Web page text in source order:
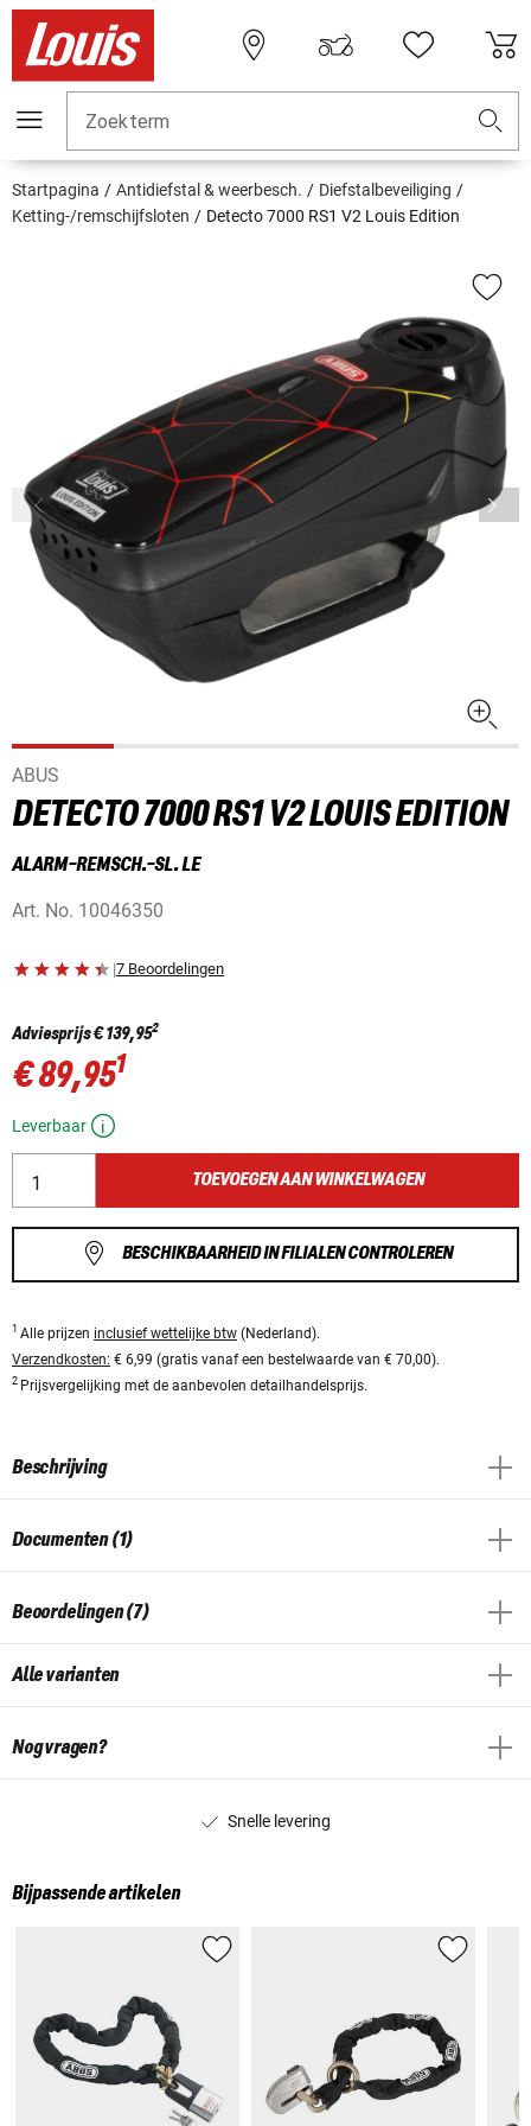
Zoekterm
Startpagina Antidiefstal & weerbesch.
Diefstalbeveiliging
Ketting-/remschijfsloten
Detecto 7000 RS1 V2 Louis Edition
ABUS
DETECTO 7000 RS1 V2 LOUIS EDITION
ALARM-REMSCH.-SL. LE
Art. No. 10046350
|7 Beoordelingen
Adviesprijs€ 139,952
€ 89,951
Leverbaar
TOEVOEGEN AAN WINKELWAGEN
BESCHIKBAARHEID IN FILIALEN CONTROLEREN
1 Alle prijzen inclusief wettelijke btw (Nederland).
Verzendkosten: € 6,99 (gratis vanaf een bestelwaarde van € 70,00).
2 Prijsvergelijking met de aanbevolen detailhandelsprijs.
Beschrijving
Documenten (1)
Beoordelingen (7)
Alle varianten
Nog vragen?
Snelle levering
Bijpassende artikelen